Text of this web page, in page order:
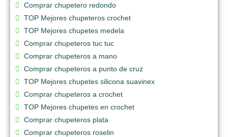
Comprar chupetero redondo
TOP Mejores chupeteros crochet
TOP Mejores chupetes medela
Comprar chupeteros tuc tuc
Comprar chupeteros a mano
Comprar chupeteros a punto de cruz
TOP Mejores chupetes silicona suavinex
Comprar chupeteros a crochet
TOP Mejores chupetes en crochet
Comprar chupeteros plata
Comprar chupeteros roselin